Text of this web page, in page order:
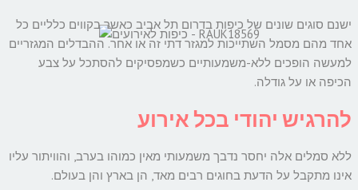
ישנם סוגים שונים של כיפות בדרום תל אביב כאשר בקווים כלליים כל
אחד מהם מסמל השתייכות למגזר דתי זה או אחר. ההבדלים המגזריים
למעשה הופכים ללא-משמעותיים כשמפסיקים להסתכל על צבע
הכיפה או על גודלה.
להרגיש יהודי בכל אירוע
ללא סמלים אלה יחסר נדבך משמעותי מאין כמוהו בערב, והוויתור עליו
אינו מתקבל על הדעת בחוגים רבים מאד, הן בארץ והן בעולם.